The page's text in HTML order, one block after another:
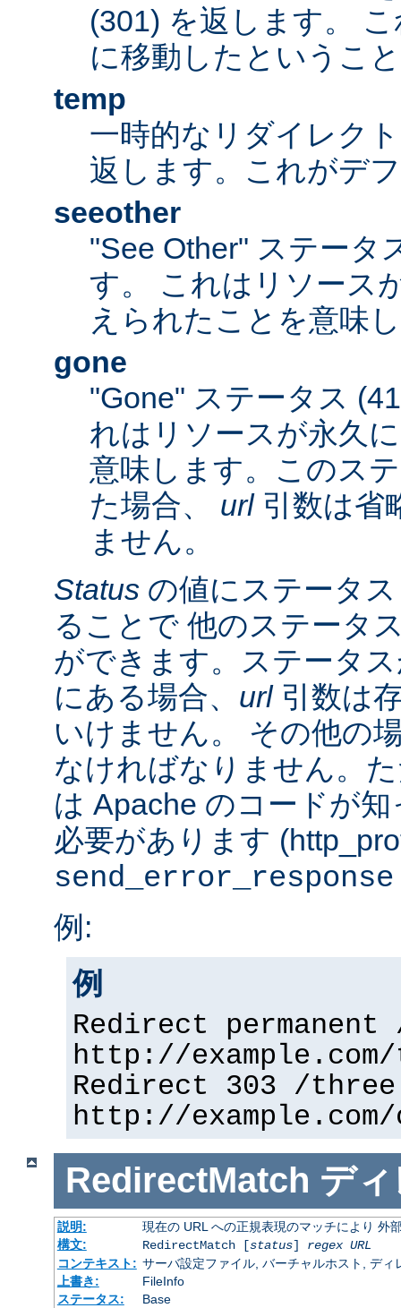
(301) を返します。
に移動したというこ
temp
一時的なリダイレク
返します。これがデ
seeother
"See Other" ステータ
す。 これはリソース
えられたことを意味
gone
"Gone" ステータス
れはリソースが永久
意味します。このス
た場合、 url引数は省
ません。
Status の値にステータ
ることで 他のステータ
ができます。ステータ
にある場合、 url引数は
いけません。 その他の
なければなりません。
は Apache のコードが
必要があります
send_error_response
例:
例
Redirect permanent
http://example.com/
Redirect 303 /three
http://
RedirectMatch デ
説明:
現在の URL への正規表現のマッチにより 外
構文:
RedirectMatch [status] regex URL
コンテキスト: サーバ設定ファイル, バーチャルホスト, ディ
上書き:
FileInfo
ステータス:
Base